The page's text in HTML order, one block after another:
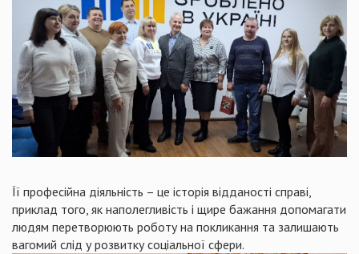
Її професійна діяльність – це історія відданості справі,
приклад того, як наполегливість і щире бажання допомагати
людям перетворюють роботу на покликання та залишають
вагомий слід у розвитку соціальної сфери.